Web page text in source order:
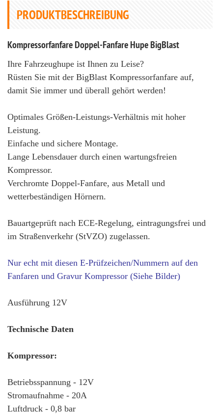
PRODUKTBESCHREIBUNG
Kompressorfanfare Doppel-Fanfare Hupe BigBlast
Ihre Fahrzeughupe ist Ihnen zu Leise?
Rüsten Sie mit der BigBlast Kompressorfanfare auf,
damit Sie immer und überall gehört werden!
Optimales Größen-Leistungs-Verhältnis mit hoher
Leistung.
Einfache und sichere Montage.
Lange Lebensdauer durch einen wartungsfreien
Kompressor.
Verchromte Doppel-Fanfare, aus Metall und
wetterbeständigen Hörnern.
Bauartgeprüft nach ECE-Regelung, eintragungsfrei und
im Straßenverkehr (StVZO) zugelassen.
Nur echt mit diesen E-Prüfzeichen/Nummern auf den
Fanfaren und Gravur Kompressor (Siehe Bilder)
Ausführung 12V
Technische Daten
Kompressor:
Betriebsspannung - 12V
Stromaufnahme - 20A
Luftdruck - 0,8 bar